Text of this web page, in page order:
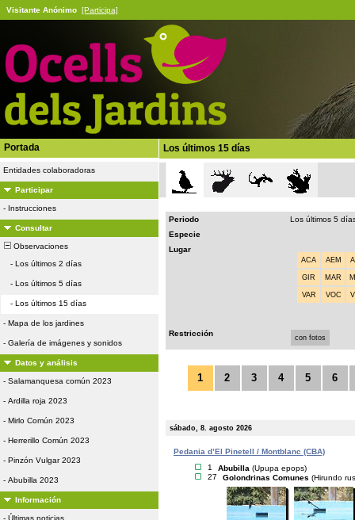
Visitante Anónimo [Participa]
Portada
Entidades colaboradoras
Participar
- Instrucciones
Consultar
Observaciones
- Los últimos 2 días
- Los últimos 5 días
- Los últimos 15 días
- Mapa de los jardines
- Galería de imágenes y sonidos
Datos y análisis
- Salamanquesa común 2023
- Ardilla roja 2023
- Mirlo Común 2023
- Herrerillo Común 2023
- Pinzón Vulgar 2023
- Abubilla 2023
Información
- Últimas noticias
Los últimos 15 días
Periodo
Los últimos 5
Especie
Lugar
ACA AEM
GIR MAR
VAR VOC
Restricción con fotos
1 2 3 4 5 6
sábado, 8. agosto 2026
Pedania d’El Pinetell / Montblanc (CBA)
1
Abubilla (Upupa epops)
27
Golondrinas Comunes (Hirundo